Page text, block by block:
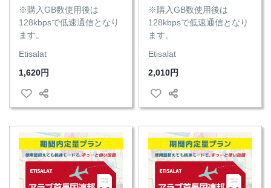
※購入GB数使用後は
128kbpsで低速通信となり
ます。
Etisalat
1,620円
※購入GB数使用後は
128kbpsで低速通信となり
ます。
Etisalat
2,010円